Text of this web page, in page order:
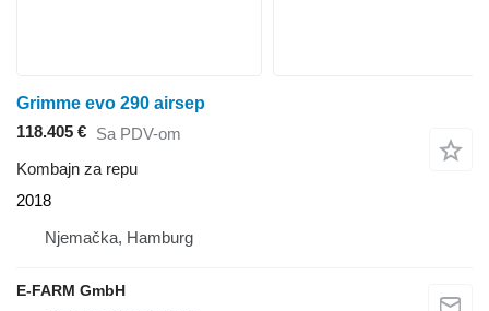
Grimme evo 290 airsep
118.405 € Sa PDV-om
Kombajn za repu
2018
Njemačka, Hamburg
E-FARM GmbH